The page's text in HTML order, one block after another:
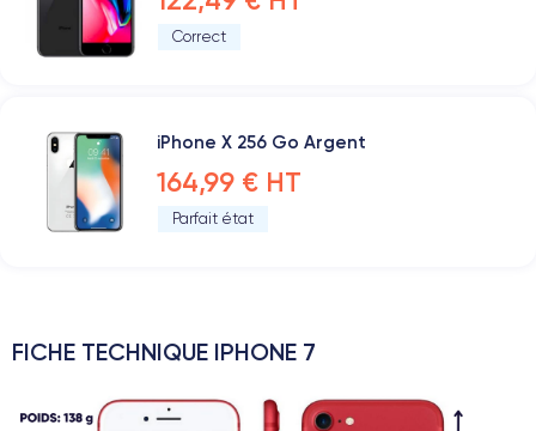
Correct
iPhone X 256 Go Argent
164,99 € HT
Parfait état
FICHE TECHNIQUE IPHONE 7